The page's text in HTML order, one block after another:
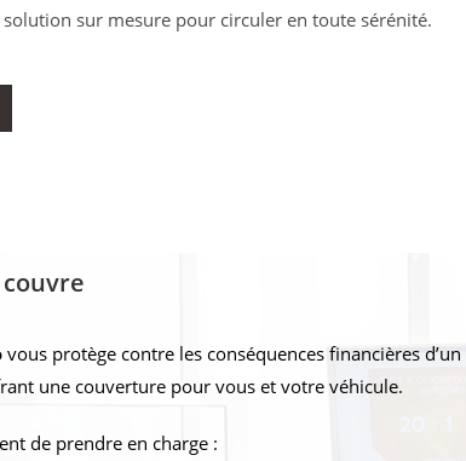
sur mesure pour circuler en toute sérénité.
vous protège contre les conséquences financières d’un
une couverture pour vous et votre véhicule.
de prendre en charge :